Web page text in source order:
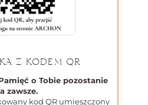
Z KODEM QR
o Tobie pozostanie
zawsze.
kod QR umieszczony